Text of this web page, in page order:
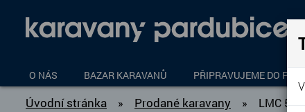
O NÁS BAZAR KARAVANŮ PŘIPRAVUJEME DO
Úvodní stránka » Prodané karavany » LMC 560